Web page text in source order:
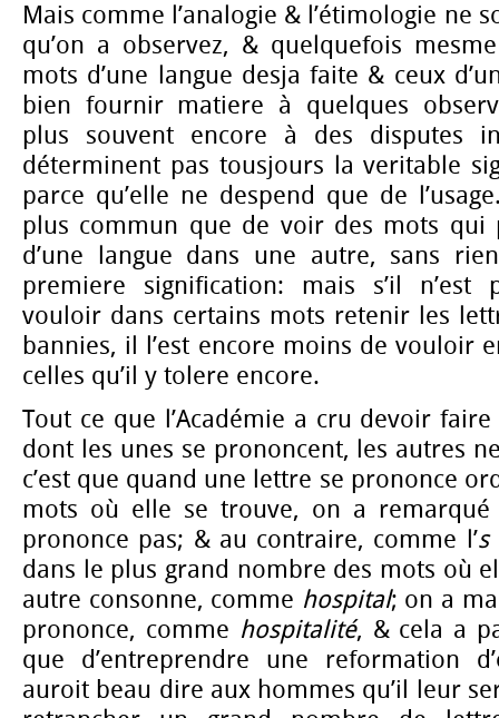
Mais comme l’analogie & l’étimologie ne
qu’on a observez, & quelquefois
mots d’une langue desja faite & ceux
bien fournir matiere à quelques
plus souvent encore à des disputes
déterminent pas tousjours la veritable
parce qu’elle ne despend que de
plus commun que de voir des mots qui
d’une langue dans une autre, sans
premiere signification: mais s’il n’est
vouloir dans certains mots retenir les
bannies, il l’est encore moins de vouloir
celles qu’il y tolere encore.
Tout ce que l’Académie a cru devoir
dont les unes se prononcent, les autres
c’est que quand une lettre se prononce
mots où elle se trouve, on a
prononce pas; & au contraire, comme l’s
dans le plus grand nombre des mots où
autre consonne, comme hospital; on a
prononce, comme hospitalité, & cela a
que d’entreprendre une reformation
auroit beau dire aux hommes qu’il leur